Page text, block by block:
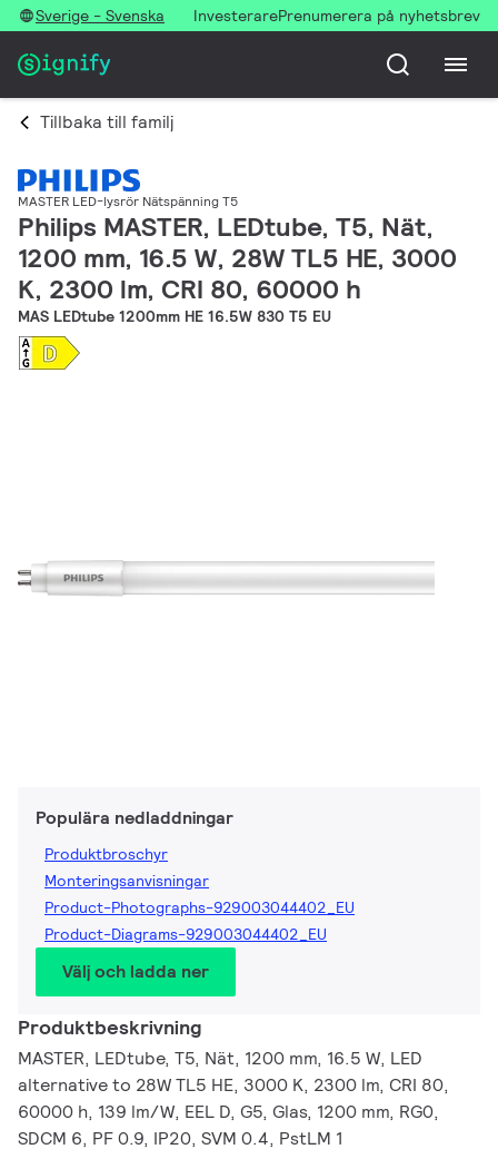
Sverige - Svenska InvesterarePrenumerera på nyhetsbrev
Tillbaka till familj
MASTER LED-lysrör Nätspänning T5
Philips MASTER, LEDtube, T5, Nät,
1200 mm, 16.5 W, 28W TL5 HE, 3000
K, 2300 lm, CRI 80, 60000 h
MAS LEDtube 1200mm HE 16.5W 830 T5 EU
Populära nedladdningar
Produktbroschyr
Monteringsanvisningar
Product-Photographs-929003044402_EU
Product-Diagrams-929003044402_EU
Välj och ladda ner
Produktbeskrivning
MASTER, LEDtube, T5, Nät, 1200 mm, 16.5 W, LED
alternative to 28W TL5 HE, 3000 K, 2300 lm, CRI 80,
60000 h, 139 lm/W, EEL D, G5, Glas, 1200 mm, RG0,
SDCM 6, PF 0.9, IP20, SVM 0.4, PstLM 1